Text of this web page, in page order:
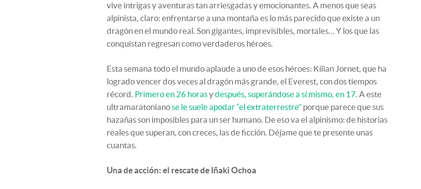
vive intrigas y aventuras tan arriesgadas y emocionantes. A menos que seas
alpinista, claro: enfrentarse a una montaña es lo más parecido que existe a un
dragón en el mundo real. Son gigantes, imprevisibles, mortales… Y los que las
conquistan regresan como verdaderos héroes.
Esta semana todo el mundo aplaude a uno de esos héroes: Kilian Jornet, que ha
logrado vencer dos veces al dragón más grande, el Everest, con dos tiempos
récord. Primero en 26 horasydespués, superándose a sí mismo, en 17. A este
ultramaratonianose le suele apodar “el extraterrestre” porque parece que sus
hazañas son imposibles para un ser humano. De eso va el alpinismo: de historias
reales que superan, con creces, las de ficción. Déjame que te presente unas
cuantas.
Una de acción: el rescate de Iñaki Ochoa